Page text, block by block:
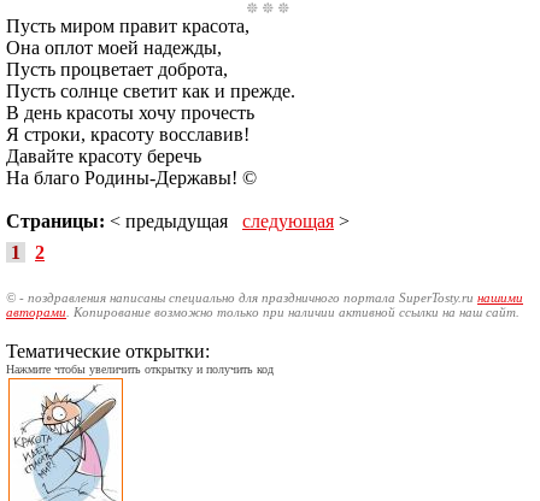
Пусть миром правит красота,
Она оплот моей надежды,
Пусть процветает доброта,
Пусть солнце светит как и прежде.
В день красоты хочу прочесть
Я строки, красоту восславив!
Давайте красоту беречь
На благо Родины-Державы! ©
Страницы: < предыдущая следующая >
1
2
© - поздравления написаны специально для праздничного портала SuperTosty.ru нашими
авторами . Копирование возможно только при наличии активной ссылки на наш сайт.
Тематические открытки:
Нажмите чтобы увеличить открытку и получить код